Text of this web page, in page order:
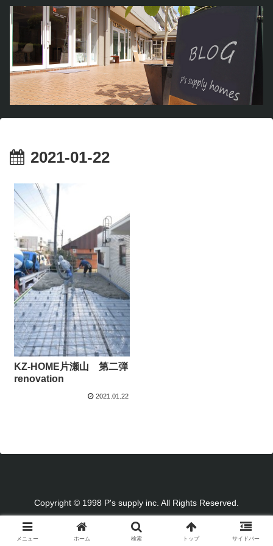
2021-01-22
KZ-HOME片瀬山 第二弾
renovation
2021.01.22
Copyright © 1998 P's supply inc. All Rights Reserved.
メニュー ホーム 検索 トップ サイドバー